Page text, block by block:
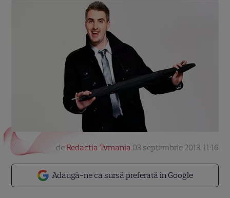
Adaugă-ne ca sursă preferată în Google
deRedactia Tvmania 03 septembrie 2013, 11:16